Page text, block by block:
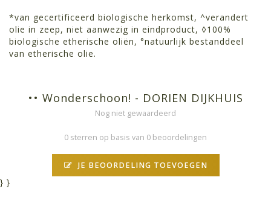
*van gecertificeerd biologische herkomst, ^verandert
olie in zeep, niet aanwezig in eindproduct, ◊100%
biologische etherische oliën, °natuurlijk bestanddeel
van etherische olie.
•• Wonderschoon! - DORIEN DIJKHUIS
Nog niet gewaardeerd
0 sterren op basis van 0 beoordelingen
JE BEOORDELING TOEVOEGEN
} }